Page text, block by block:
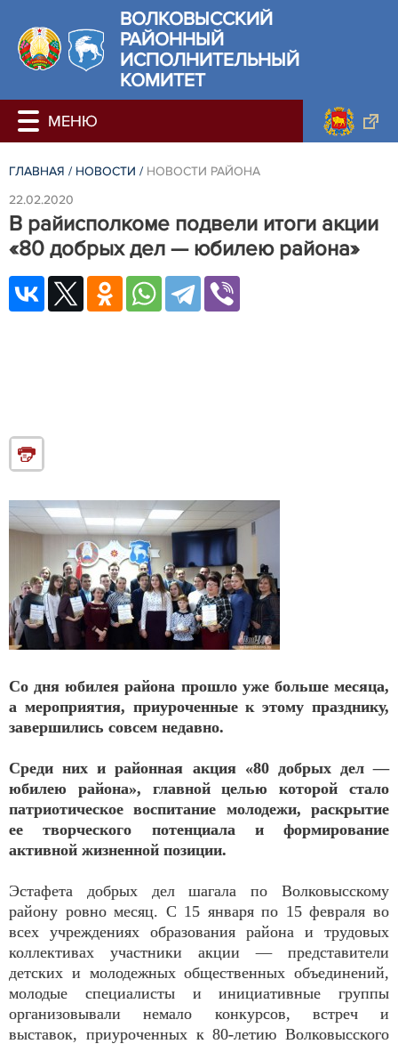
ВОЛКОВЫССКИЙ
РАЙОННЫЙ
ИСПОЛНИТЕЛЬНЫЙ
КОМИТЕТ
ГЛАВНАЯ / НОВОСТИ / НОВОСТИ РАЙОНА
22.02.2020
В райисполкоме подвели итоги акции
«80 добрых дел — юбилею района»
Со дня юбилея района прошло уже больше месяца,
а мероприятия, приуроченные к этому празднику,
завершились совсем недавно.
Среди них и районная акция «80 добрых дел —
юбилею района», главной целью которой стало
патриотическое воспитание молодежи, раскрытие
ее творческого потенциала и формирование
активной жизненной позиции.
Эстафета добрых дел шагала по Волковысскому
району ровно месяц. С 15 января по 15 февраля во
всех учреждениях образования района и трудовых
коллективах участники акции — представители
детских и молодежных общественных объединений,
молодые специалисты и инициативные группы
организовывали немало конкурсов, встреч и
выставок, приуроченных к 80-летию Волковысского